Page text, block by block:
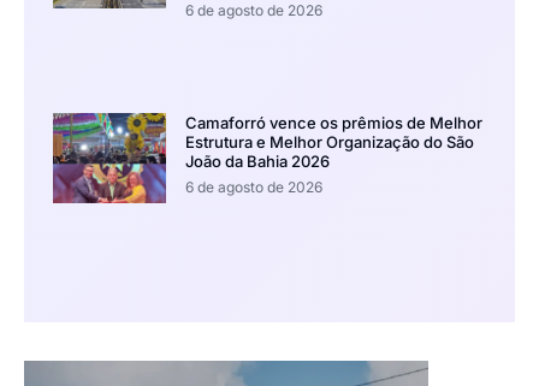
6 de agosto de 2026
Camaforró vence os prêmios de Melhor
Estrutura e Melhor Organização do São
João da Bahia 2026
6 de agosto de 2026